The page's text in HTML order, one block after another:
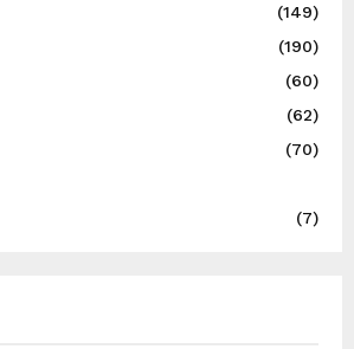
(149)
(190)
(60)
(62)
(70)
(7)